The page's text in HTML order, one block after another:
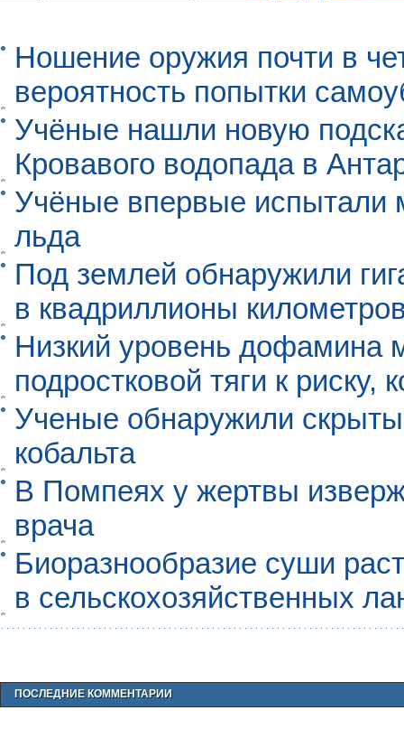
Ношение оружия почти в
вероятность попытки
Учёные нашли новую
Кровавого водопада в
Учёные впервые испытали
льда
Под землей обнаружили
в квадриллионы
Низкий уровень дофамина
подростковой тяги к риску,
Ученые обнаружили
кобальта
В Помпеях у жертвы
врача
Биоразнообразие суши
в сельскохозяйственных
ПОСЛЕДНИЕ КОММЕНТАРИИ